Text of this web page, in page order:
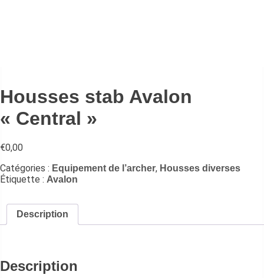
Housses stab Avalon
« Central »
€0,00
Catégories : Equipement de l’archer, Housses diverses
Étiquette : Avalon
Description
Description